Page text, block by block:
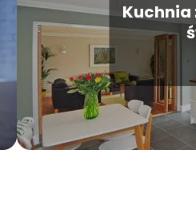
Kuchnia